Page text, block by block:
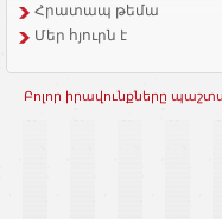
Հրատապ թեմա
Մեր հյուրն է
Բոլոր իրավունքները